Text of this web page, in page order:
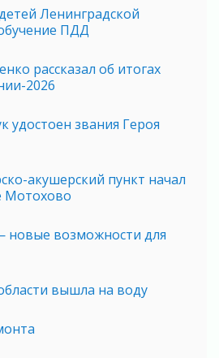
Ленинградской
ПДД
рассказал об итогах
2026
удостоен звания Героя
акушерский пункт начал
Мотохово
возможности для
вышла на воду